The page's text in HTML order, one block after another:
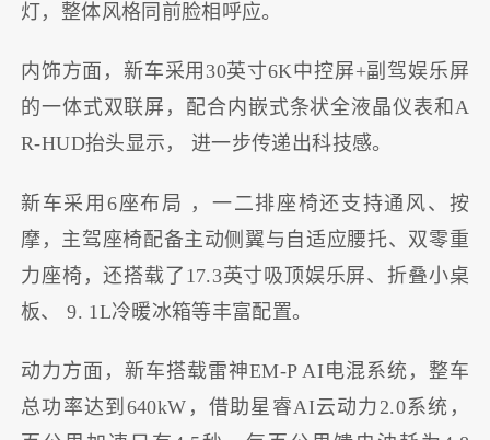
灯，整体风格同前脸相呼应。
内饰方面，新车采用30英寸6K中控屏+副驾娱乐屏
的一体式双联屏，配合内嵌式条状全液晶仪表和A
R-HUD抬头显示， 进一步传递出科技感。
新车采用6座布局 ，一二排座椅还支持通风、按
摩，主驾座椅配备主动侧翼与自适应腰托、双零重
力座椅，还搭载了17.3英寸吸顶娱乐屏、折叠小桌
板、 9. 1L冷暖冰箱等丰富配置。
动力方面，新车搭载雷神EM-P AI电混系统，整车
总功率达到640kW，借助星睿AI云动力2.0系统，